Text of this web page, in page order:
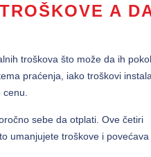
A
troškova što može da ih
praćenja, iako troškovi
sebe da otplati. Ove četiri
umanjujete troškove i povećava